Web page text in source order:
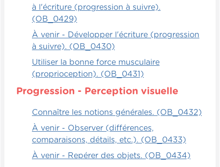
à l'écriture (progression à suivre).
(OB_0429)
À venir - Développer l'écriture (progression
à suivre). (OB_0430)
Utiliser la bonne force musculaire
(proprioception). (OB_0431)
Progression - Perception visuelle
Connaître les notions générales. (OB_0432)
À venir - Observer (différences,
comparaisons, détails, etc.). (OB_0433)
À venir - Repérer des objets. (OB_0434)